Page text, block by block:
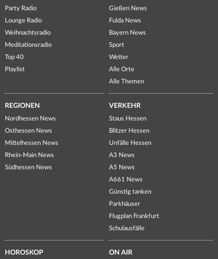
Party Radio
Lounge Radio
Weihnachtsradio
Meditationsradio
Top 40
Playlist
Gießen News
Fulda News
Bayern News
Sport
Wetter
Alle Orte
Alle Themen
REGIONEN
Nordhessen News
Osthessen News
Mittelhessen News
Rhein-Main News
Südhessen News
VERKEHR
Staus Hessen
Blitzer Hessen
Unfälle Hessen
A3 News
A5 News
A661 News
Günstig tanken
Parkhäuser
Flugplan Frankfurt
Schulausfälle
HOROSKOP ON AIR